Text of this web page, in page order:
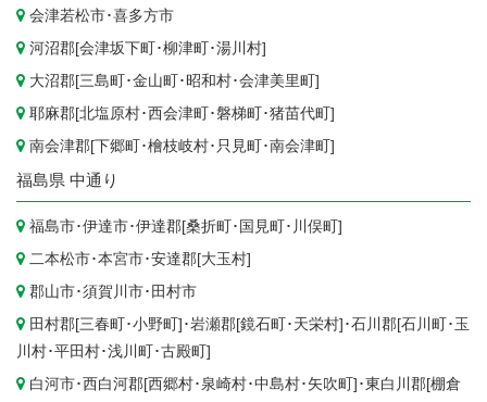
会津若松市･喜多方市
河沼郡[会津坂下町 ･柳津町 ･湯川村]
大沼郡[三島町 ･金山町 ･ 昭和村･会津美里町 ]
耶麻郡[北塩原村･西会津町 ･磐梯町 ･猪苗代町 ]
南会津郡[下郷町 ･檜枝岐村･ 只見町 ･南会津町 ]
福島県 中通り
福島市･伊達市･伊達郡[桑折町 ･ 国見町 ･ 川俣町 ]
二本松市･本宮市･安達郡[大玉村]
郡山市･須賀川市･ 田村市
田村郡[三春町 ･小野町 ]･岩瀬郡[鏡石町 ･ 天栄村]･石川郡[石川町 ･ 玉
川村･平田村･浅川町 ･古殿町 ]
白河市･西白河郡[西郷村･ 泉崎村･中島村･ 矢吹町 ]･東白川郡[棚倉